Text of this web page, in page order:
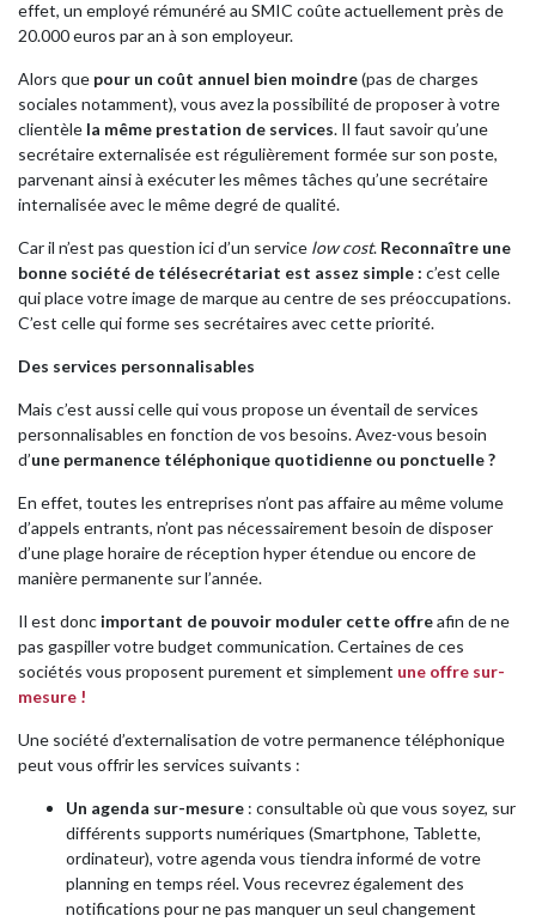
effet, un employé rémunéré au SMIC coûte actuellement près de
20.000 euros par an à son employeur.
Alors que pour un coût annuel bien moindre(pas de charges
sociales notamment), vous avez la possibilité de proposer à votre
clientèle la même prestation de services. Il faut savoir qu’une
secrétaire externalisée est régulièrement formée sur son poste,
parvenant ainsi à exécuter les mêmes tâches qu’une secrétaire
internalisée avec le même degré de qualité.
Car il n’est pas question ici d’un service low cost. Reconnaître une
bonne société de télésecrétariat est assez simple : c’est celle
qui place votre image de marque au centre de ses préoccupations.
C’est celle qui forme ses secrétaires avec cette priorité.
Des services personnalisables
Mais c’est aussi celle qui vous propose un éventail de services
personnalisables en fonction de vos besoins. Avez-vous besoin
d’une permanence téléphonique quotidienne ou ponctuelle ?
En effet, toutes les entreprises n’ont pas affaire au même volume
d’appels entrants, n’ont pas nécessairement besoin de disposer
d’une plage horaire de réception hyper étendue ou encore de
manière permanente sur l’année.
Il est donc important de pouvoir moduler cette offreafin de ne
pas gaspiller votre budget communication. Certaines de ces
sociétés vous proposent purement et simplement une offre sur-
mesure !
Une société d’externalisation de votre permanence téléphonique
peut vous offrir les services suivants :
Un agenda sur-mesure : consultable où que vous soyez, sur
différents supports numériques (Smartphone, Tablette,
ordinateur), votre agenda vous tiendra informé de votre
planning en temps réel. Vous recevrez également des
notifications pour ne pas manquer un seul changement